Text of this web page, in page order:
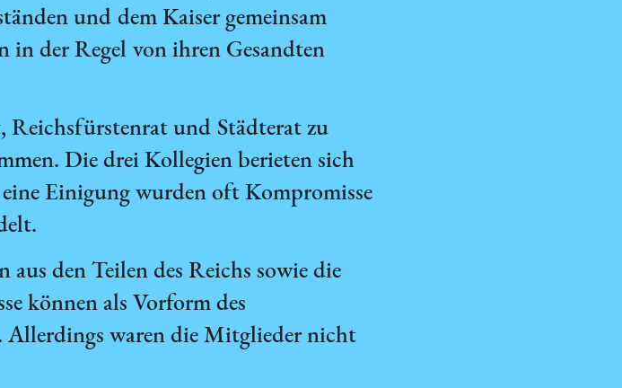
und dem Kaiser gemeinsam
der Regel von ihren Gesandten
und Städterat zu
Die drei Kollegien berieten sich
Einigung wurden oft Kompromisse
den Teilen des Reichs sowie die
können als Vorform des
Allerdings waren die Mitglieder nicht